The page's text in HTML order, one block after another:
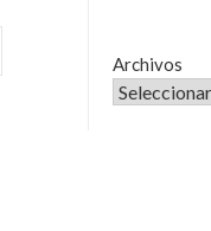
Archivos